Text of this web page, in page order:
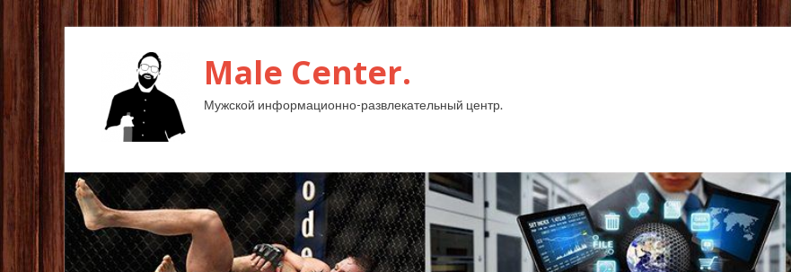
Male Center.
Мужской информационно-развлекательный центр.